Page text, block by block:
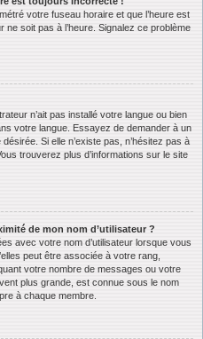
votre fuseau horaire et que l’heure est
soit pas à l’heure. Signalez ce problème
n’ait pas installé votre langue ou bien
votre langue. Essayez de demander à un
Si elle n’existe pas, n’hésitez pas à
trouverez plus d’informations sur le site
de mon nom d’utilisateur ?
avec votre nom d’utilisateur lorsque vous
peut être associée à votre rang,
votre nombre de messages ou votre
plus grande, est connue sous le nom
à chaque membre.